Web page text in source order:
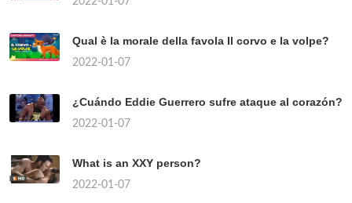
Qual è la morale della favola Il corvo e la volpe?
2022-01-07
¿Cuándo Eddie Guerrero sufre ataque al corazón?
2022-01-07
What is an XXY person?
2022-01-07